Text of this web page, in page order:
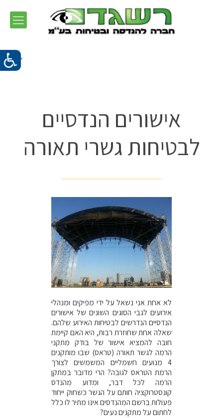
אישורים הנדסיים
לבטיחות גשרי תאורה
לא אחת אני נשאל על ידי מפיקים ומנהלי
אירועים לגבי הסוגים השונים של אישורים
הנדסיים הנדרשים לבטיחות האירוע שלהם.
שאלה אחת שחוזרת רבות, היא האם קיימת
חובה להמציא אישור של בודק מתקני
הרמה לגשר תאורה (טראס) שבו מותקנים
4 מנועים חשמליים המשמשים לצורך
הרמת הטראס לגובה? הרי מדובר במתקן
הרמה לכל דבר, ומדוע מהנדס
קונסטרוקציה חותם על הגשר כשחוק ייחוד
פעולות ברשם המהנדסים אינו מתיר לו כלל
לחתום על מתקנים נעים?